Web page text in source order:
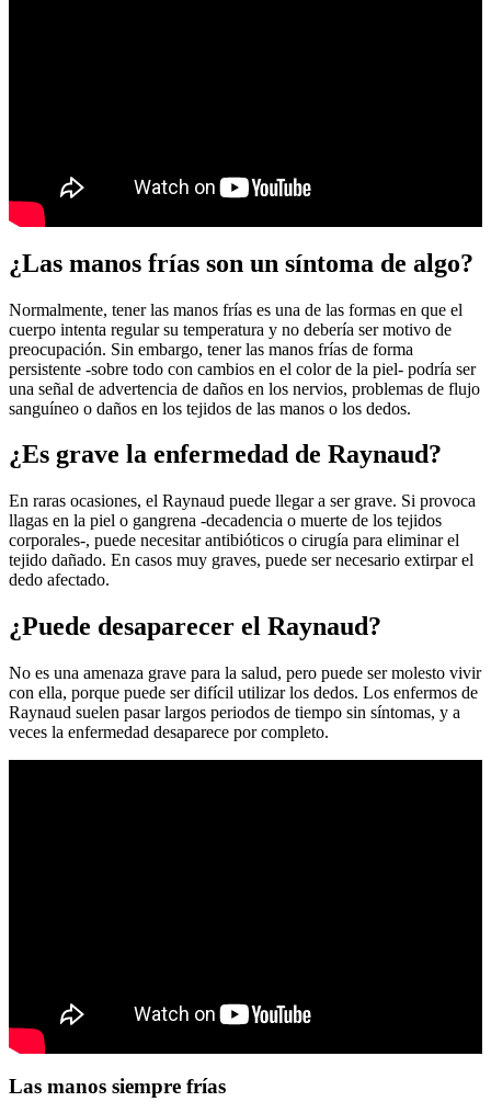
¿Las manos frías son un síntoma de algo?
Normalmente, tener las manos frías es una de las formas en que el
cuerpo intenta regular su temperatura y no debería ser motivo de
preocupación. Sin embargo, tener las manos frías de forma
persistente -sobre todo con cambios en el color de la piel- podría ser
una señal de advertencia de daños en los nervios, problemas de flujo
sanguíneo o daños en los tejidos de las manos o los dedos.
¿Es grave la enfermedad de Raynaud?
En raras ocasiones, el Raynaud puede llegar a ser grave. Si provoca
llagas en la piel o gangrena -decadencia o muerte de los tejidos
corporales-, puede necesitar antibióticos o cirugía para eliminar el
tejido dañado. En casos muy graves, puede ser necesario extirpar el
dedo afectado.
¿Puede desaparecer el Raynaud?
No es una amenaza grave para la salud, pero puede ser molesto vivir
con ella, porque puede ser difícil utilizar los dedos. Los enfermos de
Raynaud suelen pasar largos periodos de tiempo sin síntomas, y a
veces la enfermedad desaparece por completo.
Las manos siempre frías